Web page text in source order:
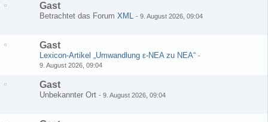
Gast
Betrachtet das Forum XML - 9. August 2026, 09:04
Gast
Lexicon-Artikel „Umwandlung ε-NEA zu NEA“ -
9. August 2026, 09:04
Gast
Unbekannter Ort - 9. August 2026, 09:04